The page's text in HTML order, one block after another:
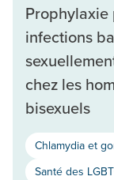
infections
chez les
bisexuels
Chlamydia et
Santé des